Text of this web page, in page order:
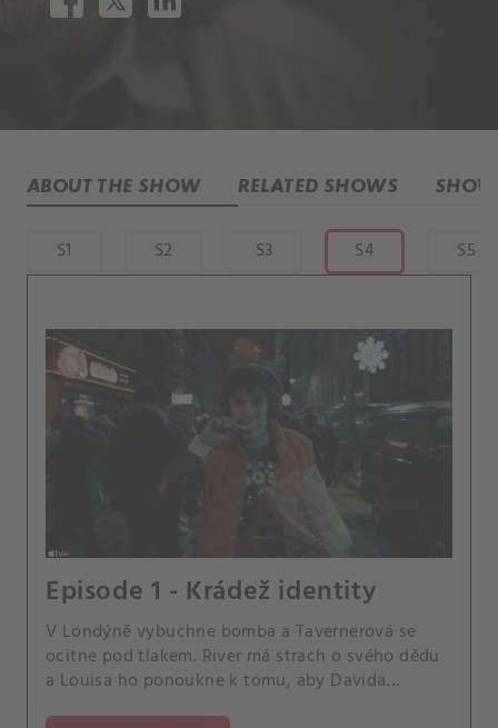
ABOUT THE SHOW RELATED SHOWS
S1 S2 S3 S4 S5
Episode 1 - Krádež identity
V Londýně vybuchne bomba a Tavernerová se
ocitne pod tlakem. River má strach o svého dědu
a Louisa ho ponoukne k tomu, aby Davida